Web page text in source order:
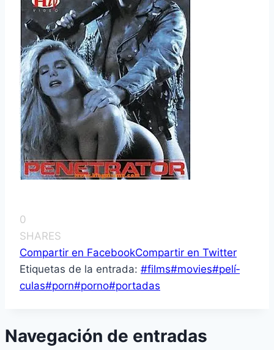
0
SHARES
Compartir en FacebookCompartir en Twitter
Etiquetas de la entrada: #films#movies#pelí­
culas#porn#porno#portadas
Navegación de entradas